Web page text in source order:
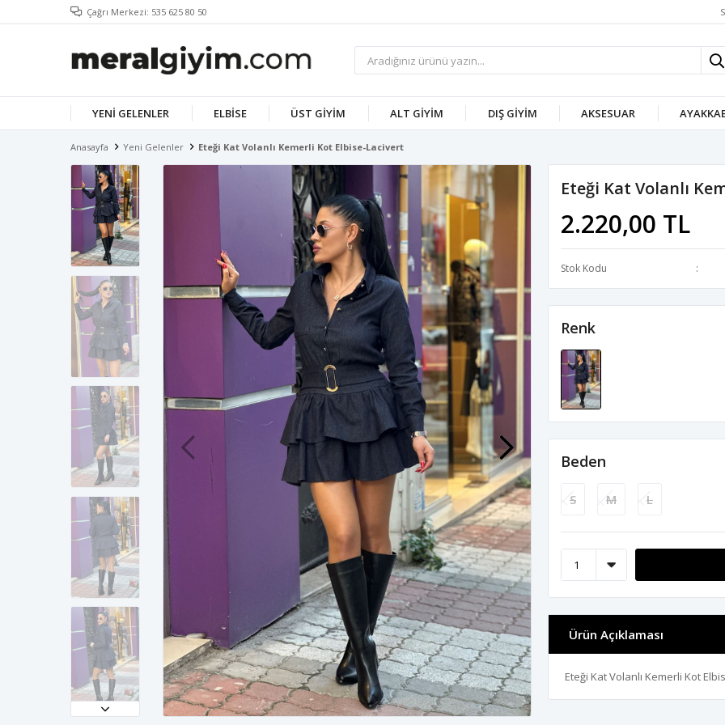
Çağrı Merkezi: 535 625 80 50
YENI GELENLER ELBISE ÜST GIYIM ALT GIYIM DIŞ GIYIM AKSESUAR
Anasayfa Yeni Gelenler Eteği Kat Volanlı Kemerli Kot Elbise-Lacivert
Eteği Kat Volanlı
2.220,00 TL
Stok Kodu
Renk
Beden
S M L
Ürün Açıklaması
Eteği Kat Volanlı Kemerli Kot